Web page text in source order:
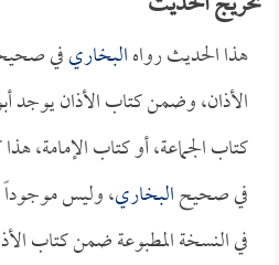
هذا الحديث رواهالبخاريفي
الأذان، وضمن كتاب الأذان يوجد
كتاب الجماعة، أو كتاب الإمامة،
في صحيحالبخاري، وليس موجوداً
في النسخة المطبوعة ضمن كتاب